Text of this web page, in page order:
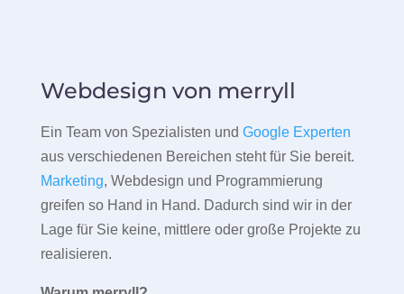
Webdesign von merryll
Ein Team von Spezialisten und Google Experten
aus verschiedenen Bereichen steht für Sie bereit.
Marketing, Webdesign und Programmierung
greifen so Hand in Hand. Dadurch sind wir in der
Lage für Sie keine, mittlere oder große Projekte zu
realisieren.